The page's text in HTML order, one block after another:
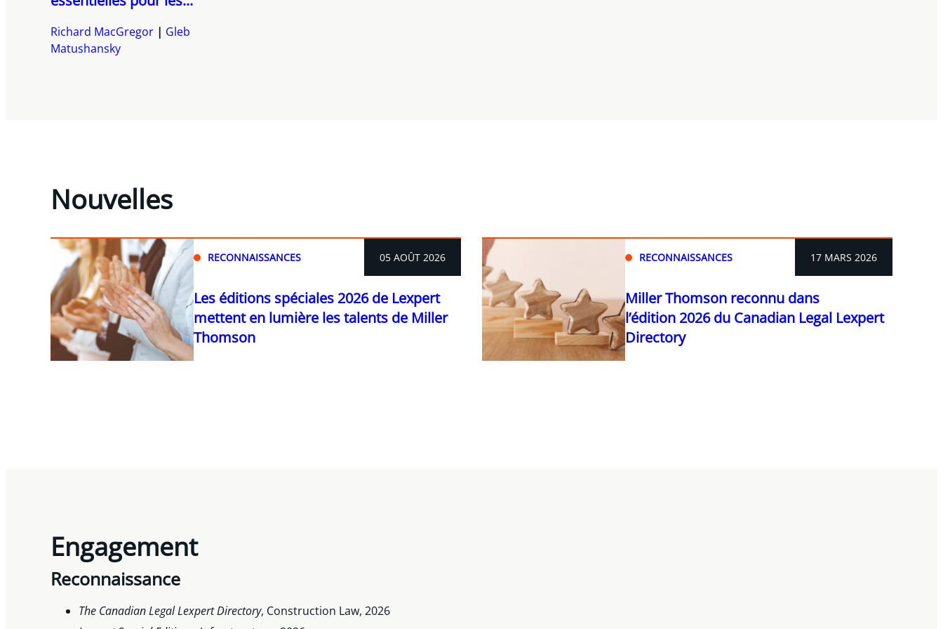
Richard MacGregor
Gleb
Matushansky
Nouvelles
RECONNAISSANCES 05 AOÛT 2026
Les éditions spéciales 2026 de Lexpert
mettent en lumière les talents de Miller
Thomson
RECONNAISSANCES 17 MARS 2026
Miller Thomson reconnu dans
l’édition 2026 du Canadian Legal Lexpert
Directory
Engagement
Reconnaissance
The Canadian Legal Lexpert Directory, Construction Law, 2026